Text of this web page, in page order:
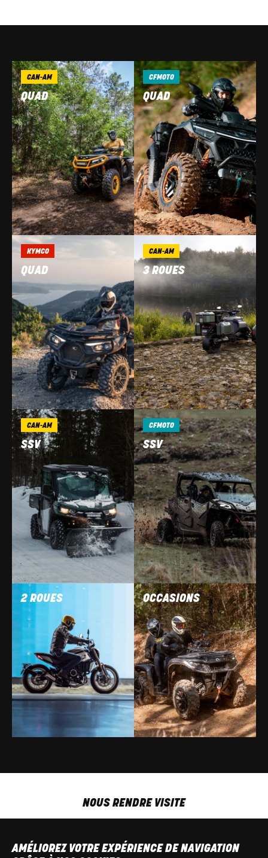
CAN-AM
QUAD
CFMOTO
QUAD
KYMCO
QUAD
CAN-AM
3 ROUES
CAN-AM
SSV
CFMOTO
SSV
2 ROUES OCCASIONS
NOUS RENDRE VISITE
SAM9h00 - 13h30
AMÉLIOREZ VOTRE EXPÉRIENCE DE NAVIGATION